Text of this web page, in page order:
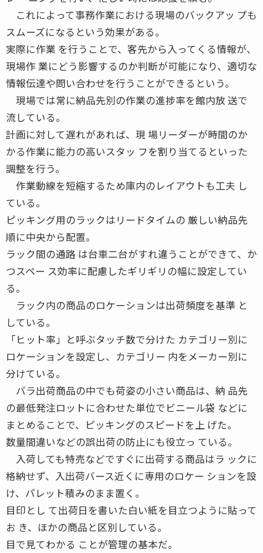
これによって事務作業における現場のバックアッ プも
スムーズになるという効果がある。
実際に作業 を行うことで、客先から入ってくる情報が、
現場作 業にどう影響するのか判断が可能になり、適切な
情報伝達や問い合わせを行うことができるという。
現場では常に納品先別の作業の進捗率を館内放 送で
流している。
計画に対して遅れがあれば、現 場リーダーが時間のか
かる作業に能力の高いスタッ フを割り当てるといった
調整を行う。
作業動線を短縮するため庫内のレイアウトも工夫 し
ている。
ピッキング用のラックはリードタイムの 厳しい納品先
順に中央から配置。
ラック間の通路 は台車二台がすれ違うことができて、か
つスペー ス効率に配慮したギリギリの幅に設定してい
る。
ラック内の商品のロケーションは出荷頻度を基準 と
している。
「ヒット率」と呼ぶタッチ数で分けた カテゴリー別に
ロケーションを設定し、カテゴリー 内をメーカー別に
分けている。
バラ出荷商品の中でも荷姿の小さい商品は、納 品先
の最低発注ロットに合わせた単位でビニール袋 などに
まとめることで、ピッキングのスピードを上 げた。
数量間違いなどの誤出荷の防止にも役立っ ている。
入荷しても特売などですぐに出荷する商品はラ ックに
格納せず、入出荷バース近くに専用のロケー ションを設
け、パレット積みのまま置く。
目印とし て出荷日を書いた白い紙を目立つように貼って
お き、ほかの商品と区別している。
目で見てわかる ことが管理の基本だ。